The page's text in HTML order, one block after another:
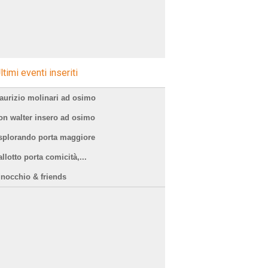
eventi inseriti
molinari ad osimo
walter insero ad osimo
porta maggiore
porta comicità,...
& friends